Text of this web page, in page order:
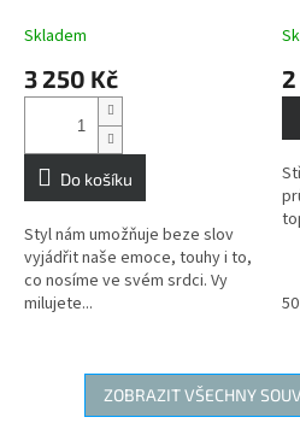
dodává vnitřní sílu a
Skladem
3 250 Kč
Do košíku
Styl nám umožňuje beze slov
vyjádřit naše emoce, touhy i to,
co nosíme ve svém srdci. Vy
milujete...
50
ZOBRAZIT VŠECHNY